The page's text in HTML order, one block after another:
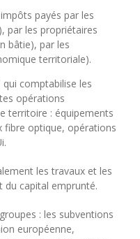
payés par les
par les propriétaires
bâtie), par les
territoriale).
qui comptabilise les
opérations
territoire : équipements
fibre optique, opérations
les travaux et les
du capital emprunté.
: les subventions
européenne,